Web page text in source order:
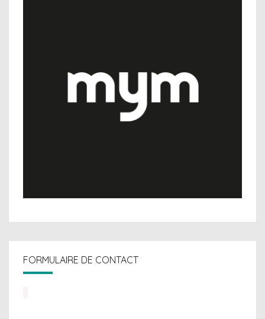
FORMULAIRE DE CONTACT